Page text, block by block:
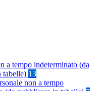
a tempo indeterminato (da
tabelle) 13
non a tempo